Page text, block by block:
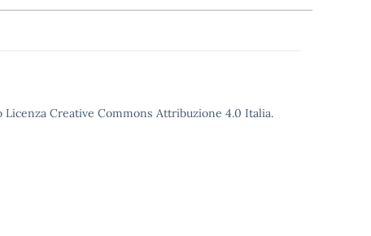
Creative Commons Attribuzione 4.0 Italia.